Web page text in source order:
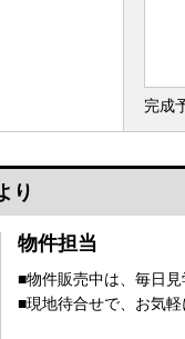
完成
り
物件担当
■物件販売中は、毎日見
■現地待合せで、お気